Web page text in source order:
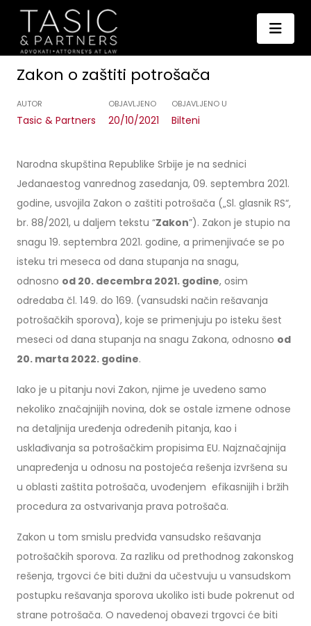
Zakon o zaštiti potrošača
AUTOR
Tasic & Partners
OBJAVLJENO
20/10/2021
OBJAVLJENO U
Bilteni
Narodna skupština Republike Srbije je na sednici
Jedanaestog vanrednog zasedanja, 09. septembra 2021.
godine, usvojila Zakon o zaštiti potrošača („Sl. glasnik RS“,
br. 88/2021, u daljem tekstu “Zakon”). Zakon je stupio na
snagu 19. septembra 2021. godine, a primenjivaće se po
isteku tri meseca od dana stupanja na snagu,
odnosno od 20. decembra 2021. godine, osim
odredaba čl. 149. do 169. (vansudski način rešavanja
potrošačkih sporova), koje se primenjuju po isteku šest
meseci od dana stupanja na snagu Zakona, odnosno od
20. marta 2022. godine.
Iako je u pitanju novi Zakon, njime je uvedeno samo
nekoliko značajnijih novina, dok se ostale izmene odnose
na detaljnija uređenja određenih pitanja, kao i
usklađivanja sa potrošačkim propisima EU. Najznačajnija
unapređenja u odnosu na postojeća rešenja izvršena su
u oblasti zaštita potrošača, uvođenjem efikasnijih i bržih
procedura za ostvarivanja prava potrošača.
Zakon u tom smislu predviđa vansudsko rešavanja
potrošačkih sporova. Za razliku od prethodnog zakonskog
rešenja, trgovci će biti dužni da učestvuju u vansudskom
postupku rešavanja sporova ukoliko isti bude pokrenut od
strane potrošača. O navedenoj obavezi trgovci će biti